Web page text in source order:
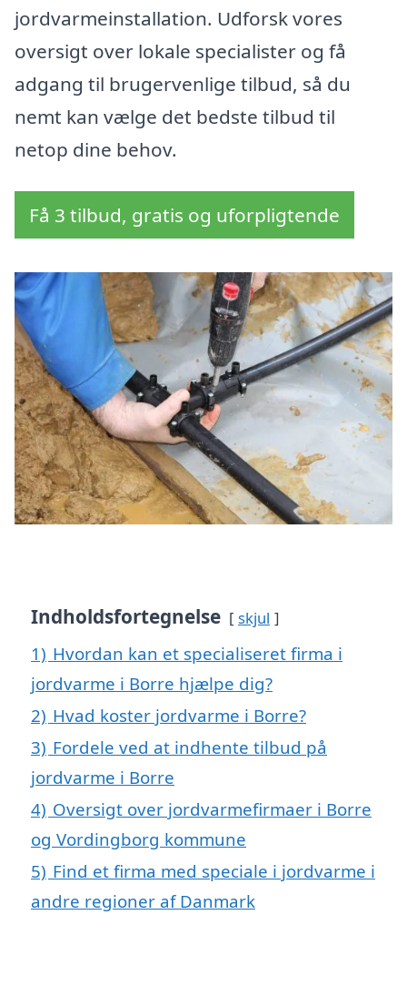
jordvarmeinstallation. Udforsk vores
oversigt over lokale specialister og få
adgang til brugervenlige tilbud, så du
nemt kan vælge det bedste tilbud til
netop dine behov.
Få 3 tilbud, gratis og uforpligtende
Indholdsfortegnelse skjul
1) Hvordan kan et specialiseret firma i
jordvarme i Borre hjælpe dig?
2) Hvad koster jordvarme i Borre?
3) Fordele ved at indhente tilbud på
jordvarme i Borre
4) Oversigt over jordvarmefirmaer i Borre
og Vordingborg kommune
5) Find et firma med speciale i jordvarme i
andre regioner af Danmark